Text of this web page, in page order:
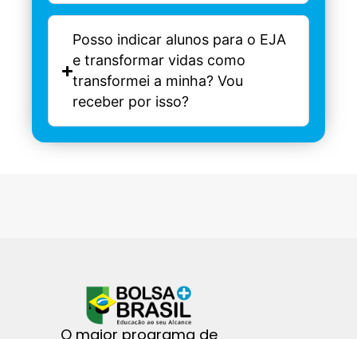
Posso indicar alunos para o EJA
e transformar vidas como
transformei a minha? Vou
receber por isso?
O maior programa de